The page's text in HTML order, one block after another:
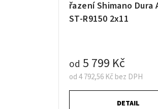
řazení Shimano Dura
ST-R9150 2x11
od 4 792,56 Kč bez DPH
od 5 799 Kč
DETAIL